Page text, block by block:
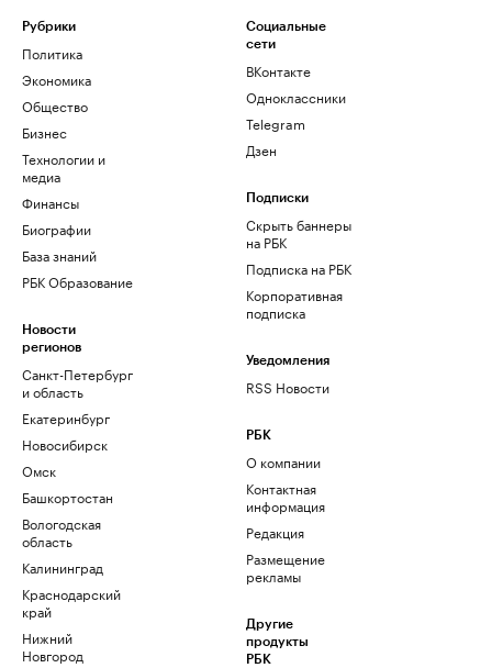
Рубрики
Политика
Экономика
Общество
Бизнес
Технологии и
медиа
Финансы
Биографии
База знаний
РБК Образование
Новости
регионов
Санкт-Петербург
и область
Екатеринбург
Новосибирск
Омск
Башкортостан
Вологодская
область
Калининград
Краснодарский
край
Нижний
Новгород
Социальные
сети
ВКонтакте
Одноклассники
Telegram
Дзен
Подписки
Скрыть баннеры
на РБК
Подписка на РБК
Корпоративная
подписка
Уведомления
RSS Новости
РБК
О компании
Контактная
информация
Редакция
Размещение
рекламы
Другие
продукты
РБК